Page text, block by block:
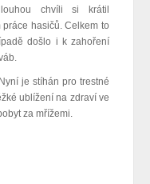
chvíli si krátil
práce hasičů . Celkem to
došlo i k zahoření
je stíhán pro trestné
ublížení na zdraví ve
za mřížemi.